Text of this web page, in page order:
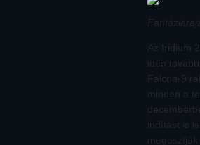
Az Iridium
idén
Falcon-9
minden a
indítást is